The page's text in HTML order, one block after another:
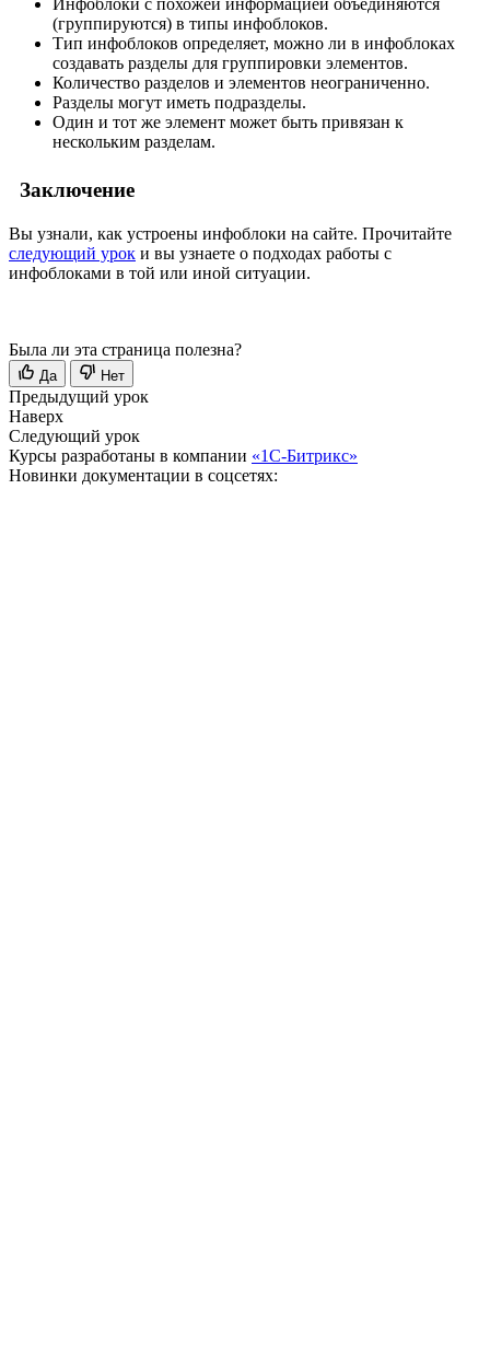
Инфоблоки с похожей информацией объединяются
(группируются) в типы инфоблоков.
Тип инфоблоков определяет, можно ли в инфоблоках
создавать разделы для группировки элементов.
Количество разделов и элементов неограниченно.
Разделы могут иметь подразделы.
Один и тот же элемент может быть привязан к
нескольким разделам.
Заключение
Вы узнали, как устроены инфоблоки на сайте. Прочитайте
следующий урок и вы узнаете о подходах работы с
инфоблоками в той или иной ситуации.
Была ли эта страница полезна?
Да Нет
Предыдущий урок
Наверх
Следующий урок
Курсы разработаны в компании «1С-Битрикс»
Новинки документации в соцсетях: